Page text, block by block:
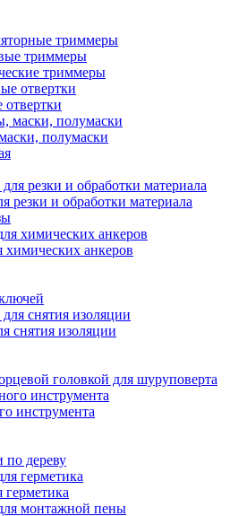
триммеры
триммеры
триммеры
полумаски
резки и обработки материала
химических анкеров
снятия изоляции
головкой для шуруповерта
инструмента
дереву